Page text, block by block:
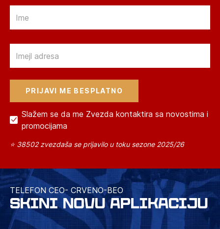
Slažem se da me Zvezda kontaktira sa novostima i
promocijama
⭐ 38502 zvezdaša se prijavilo u toku sezone 2025/26
TELEFON CEO- CRVENO-BEO
SKINI NOVU APLIKACIJU